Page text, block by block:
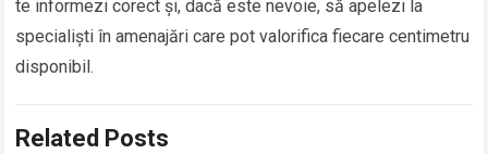
te informezi corect și, dacă este nevoie, să apelezi la
specialiști în amenajări care pot valorifica fiecare centimetru
disponibil.
Related Posts